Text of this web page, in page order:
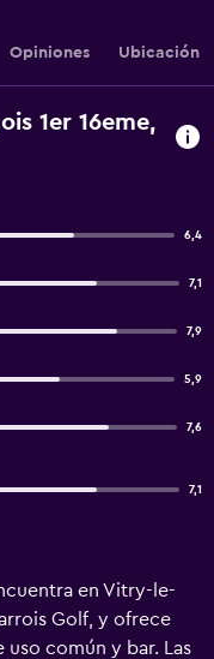
Opiniones Ubicación
1er 16eme,
6,4
7,1
7,9
5,9
7,6
7,1
en Vitry-le-
Golf, y ofrece
común y bar. Las